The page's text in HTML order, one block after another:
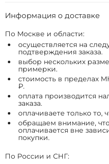
Информация о доставке
По Москве и области:
осуществляется на
подтверждения заказа.
выбор нескольких
примерки.
стоимость в пределах
₽.
оплата производится
заказа.
оплачиваете только то,
обращаем внимание, что
оплачивается вне
покупки.
По России и СНГ: